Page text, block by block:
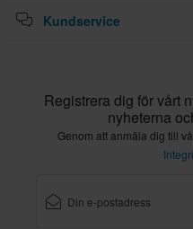
Kundservice
Registrera dig för vårt
nyheterna
Genom att anmäla dig till